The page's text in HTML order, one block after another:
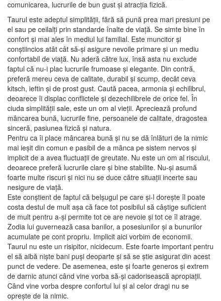
comunicarea, lucrurile de bun gust și atracția fizică.
Taurul este adeptul simplității, fără să pună prea mari presiuni pe
el sau pe ceilalți prin standarde înalte de viață. Se simte bine în
confort și mai ales în mediul lui familial. Este muncitor și
conștiincios atât cât să-și asigure nevoile primare și un mediu
confortabil de viață. Nu aderă către lux, însă asta nu exclude
faptul că nu-i plac lucrurile frumoase și elegante. Din contră,
preferă mereu ceva de calitate, durabil și scump, decât ceva
kitsch, ieftin și de prost gust. Caută pacea, armonia și echilibrul,
deoarece îi displac conflictele și dezechilibrele de orice fel. În
ciuda simplității sale, este un om al vieții. Apreciează profund
mâncarea bună, lucrurile fine, persoanele de calitate, dragostea
sinceră, pasiunea fizică și natura.
Pentru ca îi place mâncarea bună și nu se dă înlături de la nimic
mai ieșit din comun e pasibil de a mânca pe sistem nervos și
implicit de a avea fluctuații de greutate. Nu este un om al riscului,
deoarece preferă lucrurile clare și bine stabilite. Nu-și asumă
foarte multe riscuri și nici nu se duce către situații incerte sau
nesigure de viață.
Este conștient de faptul că belșugul pe care și-l dorește îl poate
costa destul de mult așa că face tot posibilul să câștige suficient
de mult pentru a-și permite tot ce are nevoie și tot ce îl atrage.
Zodia lui guvernează casa banilor, a posesiunilor și a bunurilor
acumulate pe cont propriu. Implicit aici vorbim de economii.
Taurul nu este un risipitor, nicidecum. Este foarte important pentru
el să aibă niște bani puși deoparte și să se știe asigurat din acest
punct de vedere. De asemenea, este și foarte generos și extrem
de darnic atunci când vine vorba să-și cadorisească apropiații.
Când vine vorba despre confortul lui și al celor dragi nu se
oprește de la nimic.